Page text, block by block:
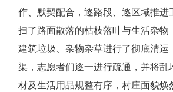
作、默契配合，逐路段、逐区域推进
扫了路面散落的枯枝落叶与生活杂物
建筑垃圾、杂物杂草进行了彻底清运
渠，志愿者们逐一进行疏通，并将乱
材及生活用品规整有序，村庄面貌焕